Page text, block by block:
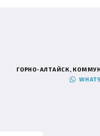
ГОРНО-АЛТАЙСК,